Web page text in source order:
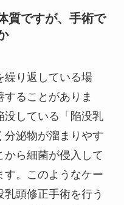
質ですが、手術で
繰り返している場
ることがありま
没している「陥没乳
分泌物が溜まりやす
から細菌が侵入して
す。このようなケー
頭修正手術を行う